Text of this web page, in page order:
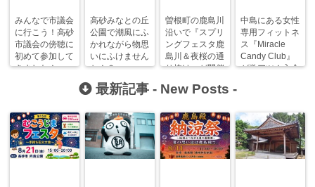
みんなで市議会
に行こう！高砂
市議会の傍聴に
初めて参加して
きました！
高砂みなとの丘
公園で潮風にふ
かれながら物思
いにふけません
か！？
曽根町の鹿島川
沿いで『スプリ
ングフェスタ鹿
島川＆夜桜の通
り抜け』が開催
中島にある女性
専用フィットネ
ス『Miracle
Candy Club』
が激アツ！入会
最新記事 - New Posts -